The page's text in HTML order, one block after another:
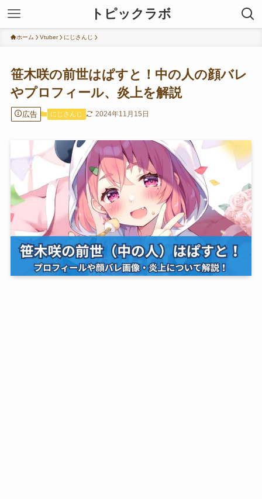
トピックラボ
ホーム Vtuber にじさんじ
笹木咲の前世はぱすと！中の人の顔バレ
やプロフィール、炎上を解説
広告 にじさんじ 2024年11月15日